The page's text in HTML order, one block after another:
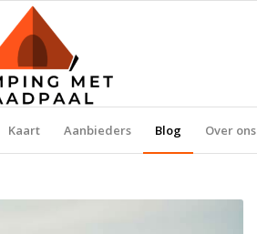
Kaart Aanbieders Blog Over ons